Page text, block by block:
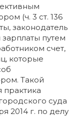
(ч. 3 ст. 136
законодатель
путем
счет,
которые
Такой
суда
2014 г. по делу